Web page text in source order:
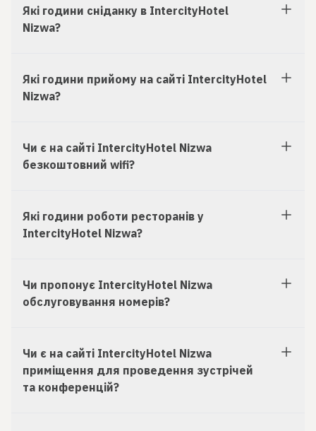
Які години сніданку в IntercityHotel
Nizwa?
Які години прийому на сайті IntercityHotel
Nizwa?
Чи є на сайті IntercityHotel Nizwa
безкоштовний wifi?
Які години роботи ресторанів у
IntercityHotel Nizwa?
Чи пропонує IntercityHotel Nizwa
обслуговування номерів?
Чи є на сайті IntercityHotel Nizwa
приміщення для проведення зустрічей
та конференцій?